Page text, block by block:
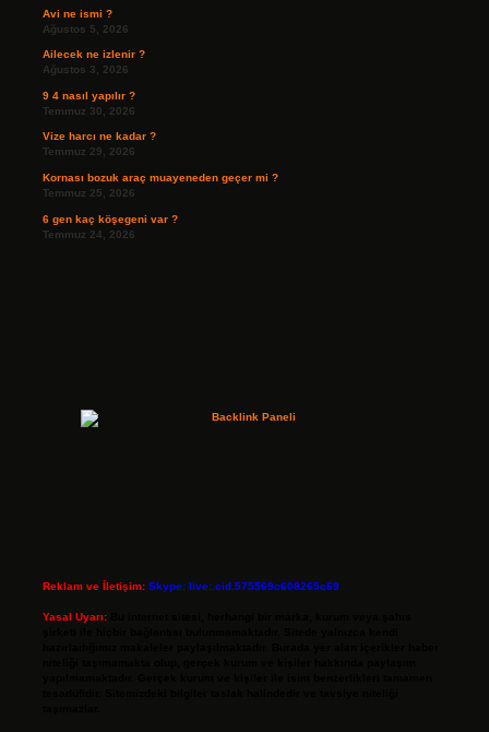
Avi ne ismi ?
Ağustos 5, 2026
Ailecek ne izlenir ?
Ağustos 3, 2026
9 4 nasıl yapılır ?
Temmuz 30, 2026
Vize harcı ne kadar ?
Temmuz 29, 2026
Kornası bozuk araç muayeneden geçer mi ?
Temmuz 25, 2026
6 gen kaç köşegeni var ?
Temmuz 24, 2026
Reklam ve İletişim: Skype: live:.cid.575569c608265c69
Yasal Uyarı: